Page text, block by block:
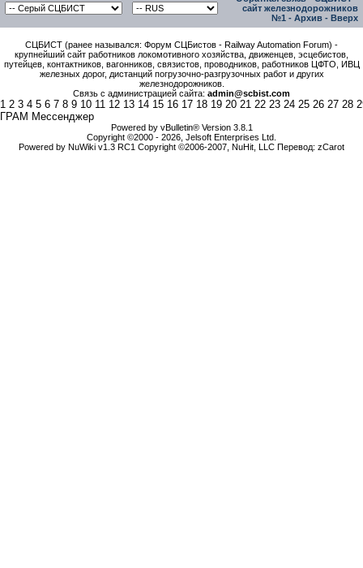
сайт железнодорожников
№1 - Архив - Вверх
СЦБИСТ (ранее назывался: Форум СЦБистов - Railway Automation Forum) -
крупнейший сайт работников локомотивного хозяйства, движенцев, эсцебистов,
путейцев, контактников, вагонников, связистов, проводников, работников ЦФТО, ИВЦ
железных дорог, дистанций погрузочно-разгрузочных работ и других
железнодорожников.
Связь с администрацией сайта: admin@scbist.com
1 2 3 4 5 6 7 8 9 10 11 12 13 14 15 16 17 18 19 20 21 22 23 24 25 26 27 28
ГРАМ Мессенджер
Powered by vBulletin® Version 3.8.1
Copyright ©2000 - 2026, Jelsoft Enterprises Ltd.
Powered by NuWiki v1.3 RC1 Copyright ©2006-2007, NuHit, LLC Перевод: zCarot